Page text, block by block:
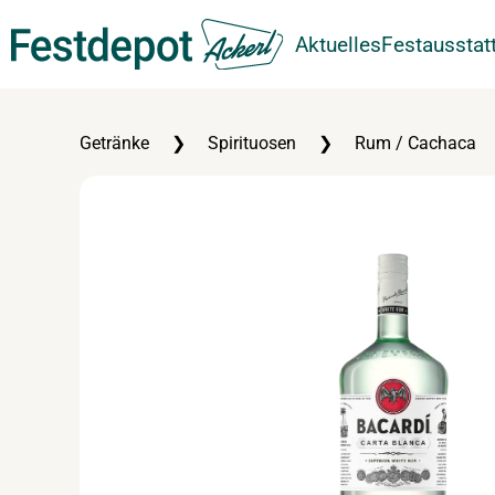
Zum Hauptinhalt springen Aktuelles
Getränke Spirituosen Rum / Cachaca